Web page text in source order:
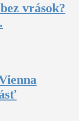
vrások?